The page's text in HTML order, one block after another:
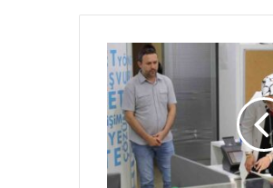
Erenler’de
çalışmaların
karşılığı
geri
dönüşlere
yansıdı